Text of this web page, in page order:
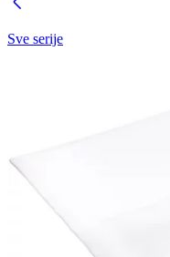
Sve serije